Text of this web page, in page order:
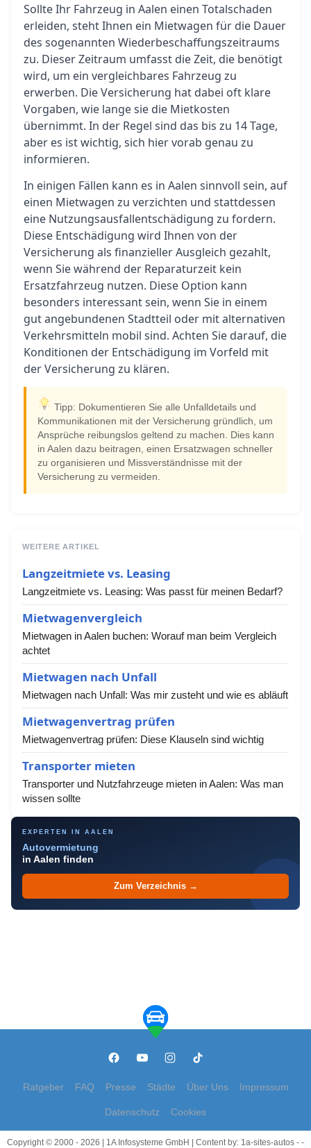
Sollte Ihr Fahrzeug in Aalen einen Totalschaden
erleiden, steht Ihnen ein Mietwagen für die Dauer
des sogenannten Wiederbeschaffungszeitraums
zu. Dieser Zeitraum umfasst die Zeit, die benötigt
wird, um ein vergleichbares Fahrzeug zu
erwerben. Die Versicherung hat dabei oft klare
Vorgaben, wie lange sie die Mietkosten
übernimmt. In der Regel sind das bis zu 14 Tage,
aber es ist wichtig, sich hier vorab genau zu
informieren.
In einigen Fällen kann es in Aalen sinnvoll sein, auf
einen Mietwagen zu verzichten und stattdessen
eine Nutzungsausfallentschädigung zu fordern.
Diese Entschädigung wird Ihnen von der
Versicherung als finanzieller Ausgleich gezahlt,
wenn Sie während der Reparaturzeit kein
Ersatzfahrzeug nutzen. Diese Option kann
besonders interessant sein, wenn Sie in einem
gut angebundenen Stadtteil oder mit alternativen
Verkehrsmitteln mobil sind. Achten Sie darauf, die
Konditionen der Entschädigung im Vorfeld mit
der Versicherung zu klären.
Tipp: Dokumentieren Sie alle Unfalldetails und
Kommunikationen mit der Versicherung gründlich, um
Ansprüche reibungslos geltend zu machen. Dies kann
in Aalen dazu beitragen, einen Ersatzwagen schneller
zu organisieren und Missverständnisse mit der
Versicherung zu vermeiden.
WEITERE ARTIKEL
Langzeitmiete vs. Leasing
Langzeitmiete vs. Leasing: Was passt für meinen Bedarf?
Mietwagenvergleich
Mietwagen in Aalen buchen: Worauf man beim Vergleich
achtet
Mietwagen nach Unfall
Mietwagen nach Unfall: Was mir zusteht und wie es abläuft
Mietwagenvertrag prüfen
Mietwagenvertrag prüfen: Diese Klauseln sind wichtig
Transporter mieten
Transporter und Nutzfahrzeuge mieten in Aalen: Was man
wissen sollte
EXPERTEN IN AALEN
Autovermietung
in Aalen finden
Zum Verzeichnis →
Ratgeber FAQ Presse Städte Über Uns Impressum
Datenschutz Cookies
Copyright © 2000 - 2026 | 1A Infosysteme GmbH | Content by: 1a-sites-autos - -